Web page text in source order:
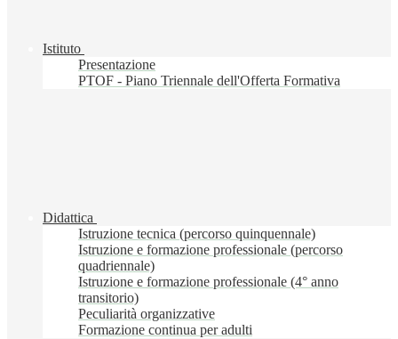
Istituto
Presentazione
PTOF - Piano Triennale dell'Offerta Formativa
Didattica
Istruzione tecnica (percorso quinquennale)
Istruzione e formazione professionale (percorso
quadriennale)
Istruzione e formazione professionale (4° anno
transitorio)
Peculiarità organizzative
Formazione continua per adulti